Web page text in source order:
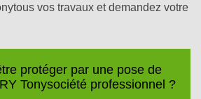
vos travaux et demandez votre
protéger par une pose de
Tonysociété professionnel ?